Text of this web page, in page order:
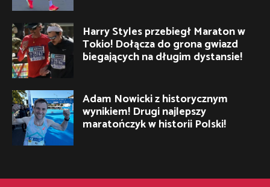
Harry Styles przebiegł Maraton w
Tokio! Dołącza do grona gwiazd
biegających na długim dystansie!
Adam Nowicki z historycznym
wynikiem! Drugi najlepszy
maratończyk w historii Polski!